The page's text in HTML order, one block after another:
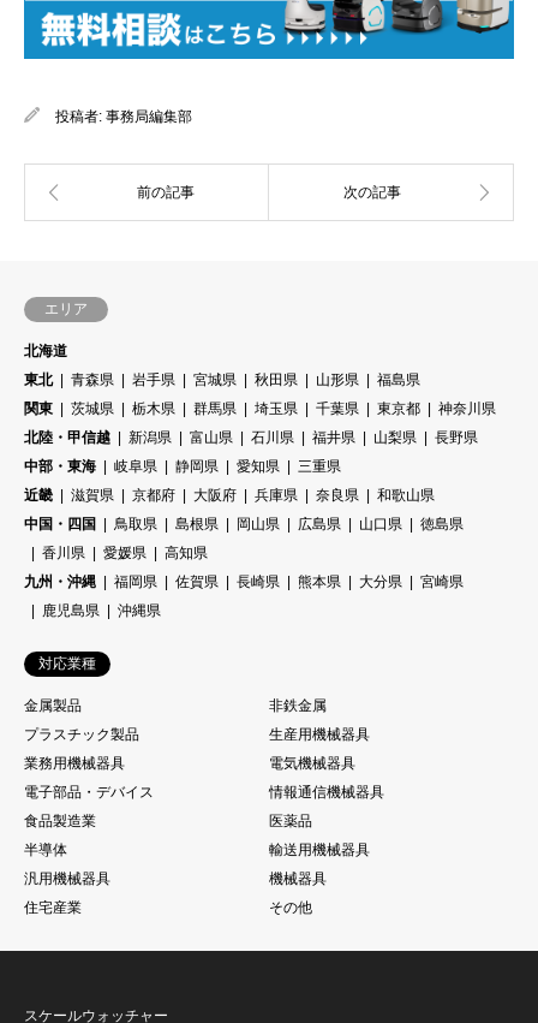
投稿者: 事務局編集部
エリア
北海道
東北
青森県 岩手県 宮城県 秋田県 山形県
福島県
関東
茨城県 栃木県 群馬県 埼玉県 千葉県 東京都
神奈川県
北陸・甲信越
新潟県 富山県 石川県 福井県 山梨県
長野県
中部・東海
岐阜県 静岡県 愛知県
三重県
近畿
滋賀県 京都府 大阪府 兵庫県 奈良県
和歌山県
中国・四国
鳥取県 島根県 岡山県 広島県 山口県
徳島県
香川県
愛媛県
高知県
九州・沖縄
福岡県 佐賀県 長崎県 熊本県 大分県
宮崎県
鹿児島県
沖縄県
対応業種
金属製品
非鉄金属
プラスチック製品
生産用機械器具
業務用機械器具
電気機械器具
電子部品・デバイス
情報通信機械器具
食品製造業
医薬品
半導体
輸送用機械器具
汎用機械器具
機械器具
住宅産業
その他
スケールウォッチャー